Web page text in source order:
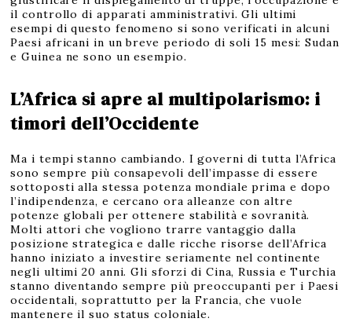
il controllo di apparati amministrativi. Gli ultimi
esempi di questo fenomeno si sono verificati in alcuni
Paesi africani in un breve periodo di soli 15 mesi: Sudan
e Guinea ne sono un esempio.
L’Africa si apre al multipolarismo: i
timori dell’Occidente
Ma i tempi stanno cambiando. I governi di tutta l’Africa
sono sempre più consapevoli dell’impasse di essere
sottoposti alla stessa potenza mondiale prima e dopo
l’indipendenza, e cercano ora alleanze con altre
potenze globali per ottenere stabilità e sovranità.
Molti attori che vogliono trarre vantaggio dalla
posizione strategica e dalle ricche risorse dell’Africa
hanno iniziato a investire seriamente nel continente
negli ultimi 20 anni. Gli sforzi di Cina, Russia e Turchia
stanno diventando sempre più preoccupanti per i Paesi
occidentali, soprattutto per la Francia, che vuole
mantenere il suo status coloniale.